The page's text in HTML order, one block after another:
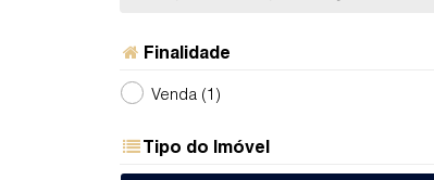
Finalidade
Venda (1)
Tipo do Imóvel